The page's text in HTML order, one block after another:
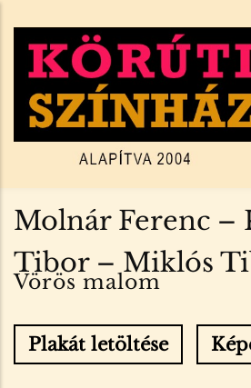
tartalomra
Molnár Ferenc –
Tibor – Miklós
Vörös malom
Plakát letöltése